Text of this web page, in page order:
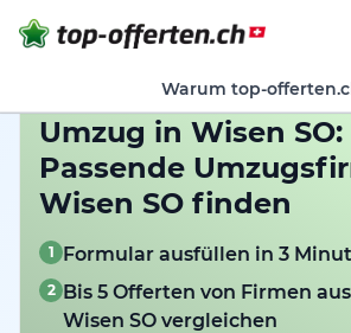
Warum top-
Umzug in Wisen SO:
Passende
Wisen SO finden
1 Formular ausfüllen in 3
2 Bis 5 Offerten von Firmen
Wisen SO vergleichen